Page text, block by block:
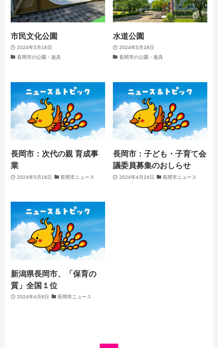
市民文化公園
2024年5月18日
長岡市の公園・遊具
水道公園
2024年5月18日
長岡市の公園・遊具
長岡市：次代の親 育成事
業
2024年5月16日 長岡市ニュース
長岡市：子ども・子育て会
議委員募集のおしらせ
2024年4月24日 長岡市ニュース
新潟県長岡市、「保育の
質」全国１位
2024年4月8日 長岡市ニュース